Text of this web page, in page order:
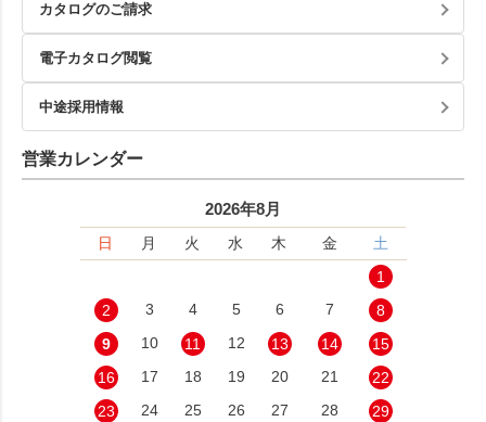
カタログのご請求
電子カタログ閲覧
中途採用情報
営業カレンダー
2026年8月
日 月 火 水 木 金
土
1
2
3 4 5 6 7
8
9
10 11 12 13 14
15
16
17 18 19 20 21
22
23
24 25 26 27 28
29